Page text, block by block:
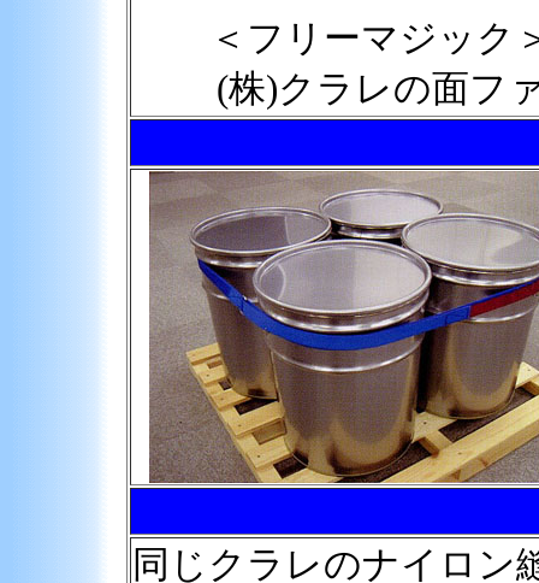
＜フリーマジック
(株)クラレの面フ
同じクラレのナイロン